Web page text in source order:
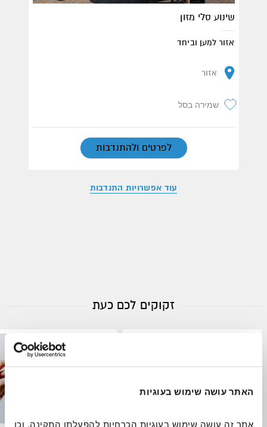
האתר עושה שימוש בעוגיות
שינוע סלי מזון
אזור למען וביחד
אזור
שמירה בסל
לפרטים ולהתנדבות
עוד אפשרויות התנדבות
זקוקים לכם כעת
אנשים עם מוגבלויות